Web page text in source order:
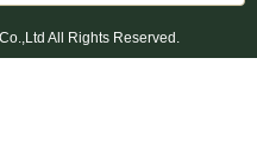
All Rights Reserved.